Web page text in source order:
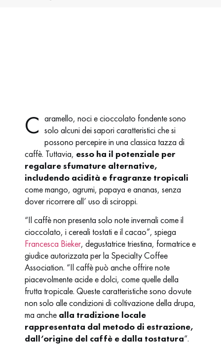
C aramello, noci e cioccolato fondente sono
solo alcuni dei sapori caratteristici che si
possono percepire in una classica tazza di
caffè. Tuttavia, esso ha il potenziale per
regalare sfumature alternative,
includendo acidità e fragranze tropicali
come mango, agrumi, papaya e ananas, senza
dover ricorrere all’ uso di sciroppi.
“Il caffè non presenta solo note invernali come il
cioccolato, i cereali tostati e il cacao”, spiega
Francesca Bieker, degustatrice triestina, formatrice e
giudice autorizzata per la Specialty Coffee
Association. “Il caffè può anche offrire note
piacevolmente acide e dolci, come quelle della
frutta tropicale. Queste caratteristiche sono dovute
non solo alle condizioni di coltivazione della drupa,
ma anche alla tradizione locale
rappresentata dal metodo di estrazione,
dall’origine del caffè e dalla tostatura“.